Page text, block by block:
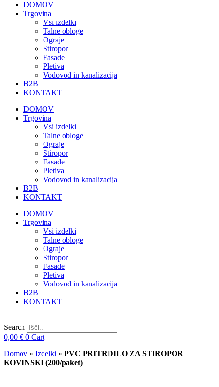
DOMOV
Trgovina
Vsi izdelki
Talne obloge
Ograje
Stiropor
Fasade
Pletiva
Vodovod in kanalizacija
B2B
KONTAKT
DOMOV
Trgovina
Vsi izdelki
Talne obloge
Ograje
Stiropor
Fasade
Pletiva
Vodovod in kanalizacija
B2B
KONTAKT
DOMOV
Trgovina
Vsi izdelki
Talne obloge
Ograje
Stiropor
Fasade
Pletiva
Vodovod in kanalizacija
B2B
KONTAKT
Search
0,00 € 0 Cart
Domov » Izdelki » PVC PRITRDILO ZA STIROPOR
KOVINSKI (200/paket)